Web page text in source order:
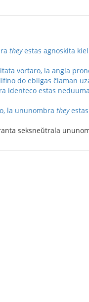
theyestas agnoskita
vortaro, la angla
do ebligas ĉiaman
identeco estas
la ununombra theyestas
seksneŭtrala